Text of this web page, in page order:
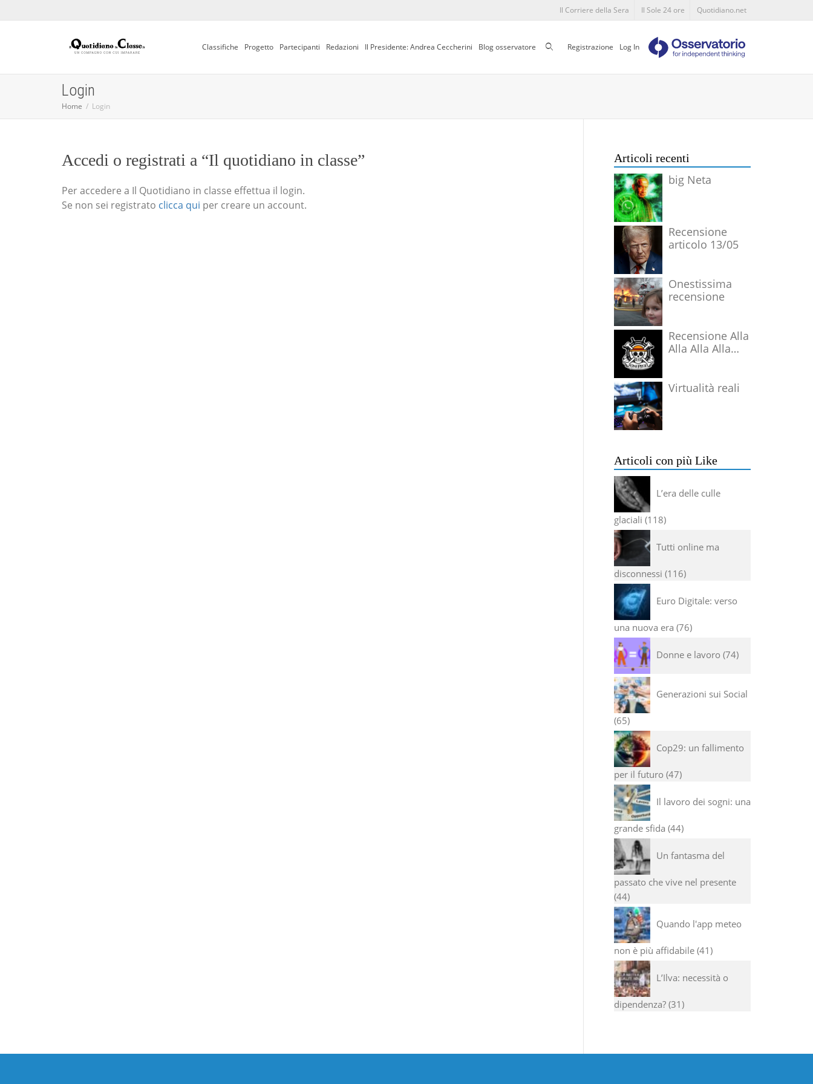
Il Corriere della Sera Il Sole 24 ore Quotidiano.net
Classifiche Progetto Partecipanti Redazioni Il Presidente: Andrea Ceccherini Blog osservatore CercaRegistrazione Log In
Login
Home Login
Accedi o registrati a “Il quotidiano in classe”
Per accedere a Il Quotidiano in classe effettua il login.
Se non sei registrato clicca qui per creare un account.
Articoli recenti
big Neta
Recensione
articolo 13/05
Onestissima
recensione
Recensione Alla
Alla Alla Alla
Virtualità reali
Articoli con più Like
L’era delle culle
glaciali 118
Tutti online ma
disconnessi 116
Euro Digitale: verso
una nuova era 76
Donne e lavoro 74
Generazioni sui Social
65
Cop29: un fallimento
per il futuro 47
Il lavoro dei sogni: una
grande sfida 44
Un fantasma del
passato che vive nel presente
44
Quando l'app meteo
non è più affidabile 41
L’Ilva: necessità o
dipendenza? 31